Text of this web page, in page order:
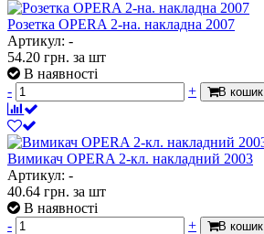
Розетка OPERA 2-на. накладна 2007
Артикул: -
54.20 грн. за шт
В наявності
-
+ В кошик
Вимикач OPERA 2-кл. накладний 2003
Артикул: -
40.64 грн. за шт
В наявності
-
+ В кошик